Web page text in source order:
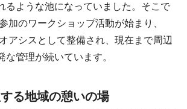
るような池になっていました。そこで
加のワークショップ活動が始まり、
アシスとして整備され、現在まで周辺
な管理が続いています。
る地域の憩いの場